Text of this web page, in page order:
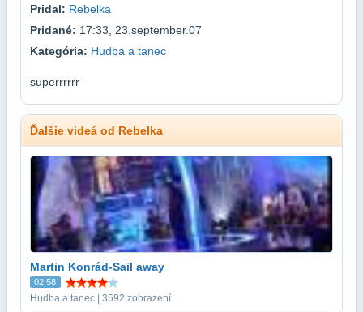
Pridal: Rebelka
Pridané: 17:33, 23.september.07
Kategória: Hudba a tanec
superrrrrr
Ďalšie videá od Rebelka
Martin Konrád-Sail away
02:58
Hudba a tanec | 3592 zobrazení